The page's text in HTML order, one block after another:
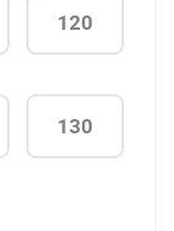
120
130